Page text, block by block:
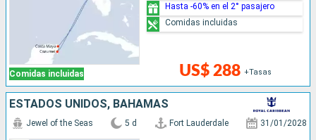
Comidas incluidas US$ 288 +Tasas
Hasta -60% en el 2° pasajero
Comidas incluidas
ESTADOS UNIDOS, BAHAMAS
Jewel of the Seas 5 d Fort Lauderdale 31/01/2028